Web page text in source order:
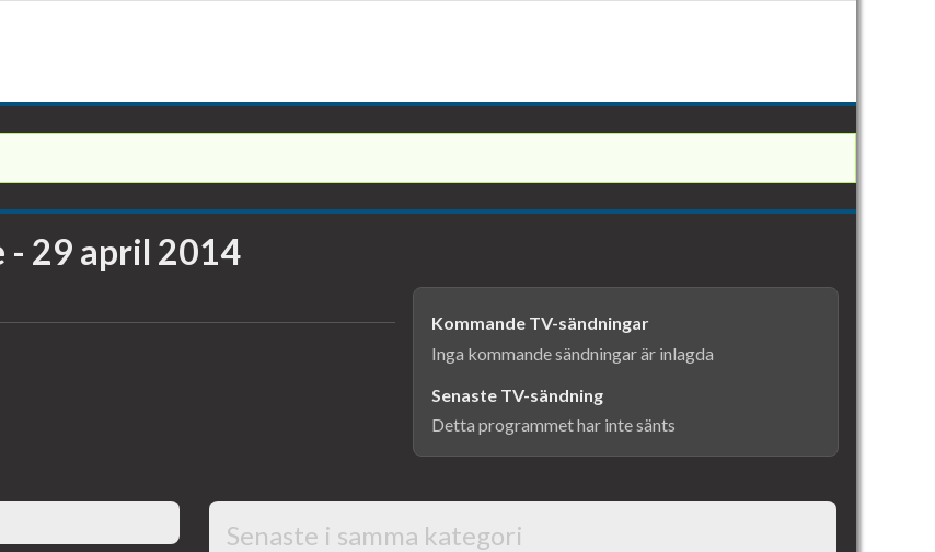
29 april 2014
Kommande TV-sändningar
Inga kommande sändningar är inlagda
Senaste TV-sändning
Detta programmet har inte sänts
Senaste i samma kategori